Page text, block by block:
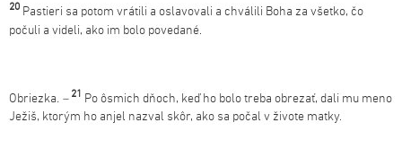
20 Pastieri sa potom vrátili a oslavovali a chválili Boha za všetko, čo
počuli a videli, ako im bolo povedané.
Obriezka. – 21 Po ôsmich dňoch, keď ho bolo treba obrezať, dali mu meno
Ježiš, ktorým ho anjel nazval skôr, ako sa počal v živote matky.